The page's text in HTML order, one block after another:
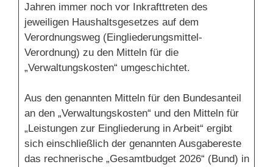
Jahren immer noch vor Inkrafttreten des
jeweiligen Haushaltsgesetzes auf dem
Verordnungsweg (Eingliederungsmittel-
Verordnung) zu den Mitteln für die
„Verwaltungskosten“ umgeschichtet.
Aus den genannten Mitteln für den Bundesanteil
an den „Verwaltungskosten“ und den Mitteln für
„Leistungen zur Eingliederung in Arbeit“ ergibt
sich einschließlich der genannten Ausgabereste
das rechnerische „Gesamtbudget 2026“ (Bund) in